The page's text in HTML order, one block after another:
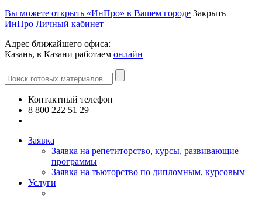
Вы можете открыть «ИнПро» в Вашем городе Закрыть
ИнПро Личный кабинет
Адрес ближайшего офиса:
Казань, в Казани работаем онлайн
Контактный телефон
8 800 222 51 29
Заявка
Заявка на репетиторство, курсы, развивающие
программы
Заявка на тьюторство по дипломным, курсовым
Услуги